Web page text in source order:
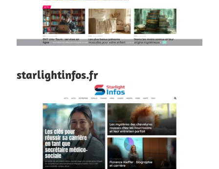
starlightinfos.fr